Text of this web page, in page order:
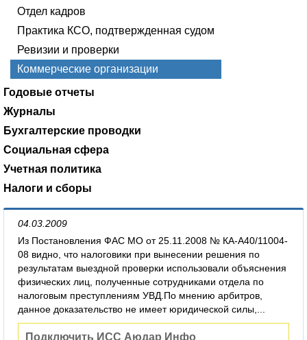
Отдел кадров
Практика КСО, подтвержденная судом
Ревизии и проверки
Коммерческие организации
Годовые отчеты
Журналы
Бухгалтерские проводки
Социальная сфера
Учетная политика
Налоги и сборы
04.03.2009
Из Постановления ФАС МО от 25.11.2008 № КА-А40/11004-
08 видно, что налоговики при вынесении решения по
результатам выездной проверки использовали объяснения
физических лиц, полученные сотрудниками отдела по
налоговым преступлениям УВД.По мнению арбитров,
данное доказательство не имеет юридической силы,...
Подключить ИСС Аюдар Инфо